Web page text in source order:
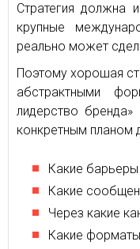
Стратегия должна
крупные
реально может
Поэтому хорошая
абстрактными
лидерство бренда»
конкретным планом
Какие
Какие
Через какие
Какие